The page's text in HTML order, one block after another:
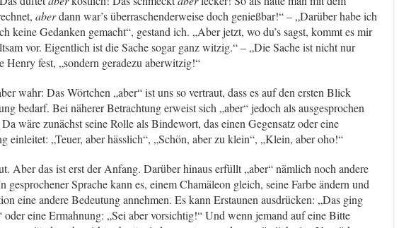
aberdann war’s überraschenderweise doch genießbar!“ – „Darüber habe ich
keine Gedanken gemacht“, gestand ich. „Aber jetzt, wo du’s sagst, kommt es mir
vor. Eigentlich ist die Sache sogar ganz witzig.“ – „Die Sache ist nicht nur
Henry fest, „sondern geradezu aberwitzig!“
wahr: Das Wörtchen „aber“ ist uns so vertraut, dass es auf den ersten Blick
bedarf. Bei näherer Betrachtung erweist sich „aber“ jedoch als ausgesprochen
wäre zunächst seine Rolle als Bindewort, das einen Gegensatz oder eine
einleitet: „Teuer, aber hässlich“, „Schön, aber zu klein“, „Klein, aber oho!“
Aber das ist erst der Anfang. Darüber hinaus erfüllt „aber“ nämlich noch andere
gesprochener Sprache kann es, einem Chamäleon gleich, seine Farbe ändern und
eine andere Bedeutung annehmen. Es kann Erstaunen ausdrücken: „Das ging
oder eine Ermahnung: „Sei aber vorsichtig!“ Und wenn jemand auf eine Bitte